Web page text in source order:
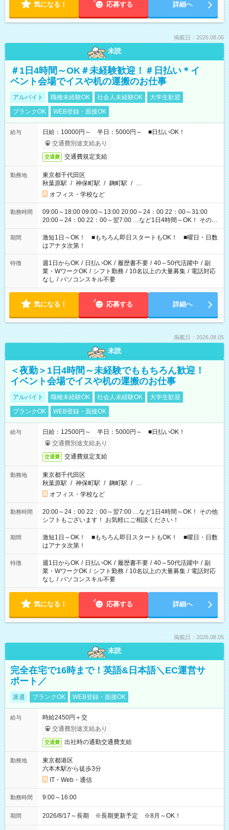
気になる！ 応募する 詳細へ
掲載日：2026.08.06
未読
＃1日4時間～OK＃未経験歓迎！＃日払い＊イ
ベント会場でイスや机の運搬のお仕事
アルバイト 職種未経験OK 社会人未経験OK
大学生歓迎
ブランクOK
WEB登録・面接OK
給与
日給：10000円～ 半日：5000円～ ■日払いOK！
交通費別途支給あり
交通費 交通費規定支給
勤務地
東京都千代田区
秋葉原駅 / 神保町駅 / 麹町駅 / …
オフィス・学校など
勤務時間
09:00～18:00 09:00～13:00 20:00～24：00 22：00～31:00
20:00～24：00 22：00～翌7:00 …など1日4時間～OK！ その他
シフトもございます！ お気軽にご相談ください！
期間
激短1日～OK！ ■もちろん即日スタートもOK！ ■曜日・日数
はアナタ次第！
特徴 週1日からOK / 日払いOK / 履歴書不要 / 40～50代活躍中 / 副
業・WワークOK / シフト勤務 / 10名以上の大量募集 / 電話対応
なし / パソコンスキル不要
気になる！ 応募する 詳細へ
掲載日：2026.08.05
未読
＜夜勤＞1日4時間～未経験でももちろん歓迎！
イベント会場でイスや机の運搬のお仕事
アルバイト 職種未経験OK 社会人未経験OK
大学生歓迎
ブランクOK
WEB登録・面接OK
給与
日給：12500円～ 半日：5000円～ ■日払いOK！
交通費別途支給あり
交通費 交通費規定支給
勤務地
東京都千代田区
秋葉原駅 / 神保町駅 / 麹町駅 / …
オフィス・学校など
勤務時間
20:00～24：00 22：00～翌7:00 …など1日4時間～OK！ その他
シフトもございます！ お気軽にご相談ください！
期間
激短1日～OK！ ■もちろん即日スタートもOK！ ■曜日・日数
はアナタ次第！
特徴 週1日からOK / 日払いOK / 履歴書不要 / 40～50代活躍中 / 副
業・WワークOK / シフト勤務 / 10名以上の大量募集 / 電話対応
なし / パソコンスキル不要
気になる！ 応募する 詳細へ
掲載日：2026.08.05
未読
完全在宅で16時まで！英語&日本語＼EC運営サ
ポート／
派遣 ブランクOK WEB登録・面接OK
給与
時給2450円＋交
交通費別途支給あり
交通費 出社時の通勤交通費支給
勤務地
東京都港区
六本木駅から徒歩3分
IT・Web・通信
勤務時間 9:00～16:00
期間 2026/8/17～長期 ※長期更新予定 ※8月～OK！